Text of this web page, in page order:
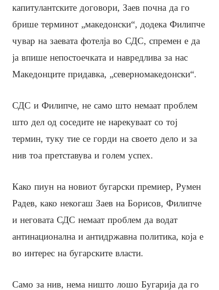
капитулантските договори, Заев почна да го
брише терминот „македонски“, додека Филипче
чувар на заевата фотелја во СДС, спремен е да
ја впише непостоечката и навредлива за нас
Македонците придавка, „северномакедонски“.
СДС и Филипче, не само што немаат проблем
што дел од соседите не нарекуваат со тој
термин, туку тие се горди на своето дело и за
нив тоа претставува и голем успех.
Како пиун на новиот бугарски премиер, Румен
Радев, како некогаш Заев на Борисов, Филипче
и неговата СДС немаат проблем да водат
антинационална и антидржавна политика, која е
во интерес на бугарските власти.
Само за нив, нема ништо лошо Бугарија да го